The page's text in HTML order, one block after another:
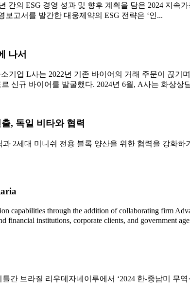
간의 ESG 경영 성과 및 향후 계획을 담은 2024 지속
고서를 발간한 대웅제약의 ESG 전략은 ‘인...
나서
기업 L사는 2022년 기존 바이어의 거래 주문이 끊기
신규 바이어를 발굴했다. 2024년 6월, A사는 화상상
, 독일 비타와 협력
2세대 미니쉬 전용 블록 양산을 위한 협력을 강화
through the addition of collaborating firm
institutions, corporate clients, and government
브라질 리우데자네이루에서 ‘2024 한-중남미 무역